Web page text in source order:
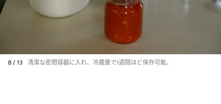
8 / 13 清潔な密閉容器に入れ、冷蔵庫で1週間ほど保存可能。